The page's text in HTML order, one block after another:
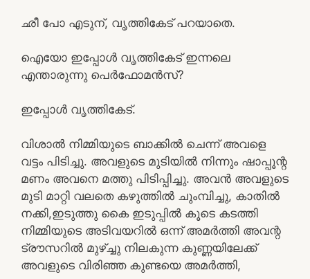
ഛീ പോ എടുന്, വൃത്തികേട് പറയാതെ.
ഐയോ ഇപ്പോൾ വൃത്തികേട് ഇന്നലെ
എന്താരുന്നു പെർഫോമൻസ്?
ഇപ്പോൾ വൃത്തികേട്.
വിശാൽ നിമ്മിയുടെ ബാക്കിൽ ചെന്ന് അവളെ
വട്ടം പിടിച്ചു. അവളുടെ മുടിയിൽ നിന്നും ഷാപ്പൂന്റ
മണം അവനെ മത്തു പിടിപ്പിച്ചു. അവൻ അവളുടെ
മുടി മാറ്റി വലതെ കഴുത്തിൽ ചുംമ്പിച്ചു, കാതിൽ
നക്കി,ഇടുത്തു കൈ ഇടുപ്പിൽ കൂടെ കടത്തി
നിമ്മിയുടെ അടിവയറിൽ ഒന്ന് അമർത്തി അവന്റ
ട്രൗസറിൽ മുഴ്ച്ചു നിലകുന്ന കുണ്ണയിലേക്ക്
അവളുടെ വിരിഞ്ഞ കുണ്ടയെ അമർത്തി,